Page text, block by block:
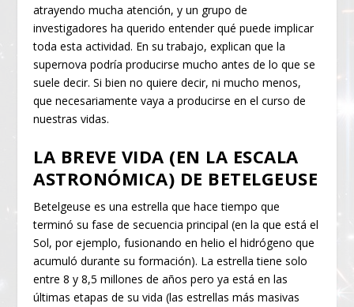
atrayendo mucha atención, y un grupo de
investigadores ha querido entender qué puede implicar
toda esta actividad. En su trabajo, explican que la
supernova podría producirse mucho antes de lo que se
suele decir. Si bien no quiere decir, ni mucho menos,
que necesariamente vaya a producirse en el curso de
nuestras vidas.
LA BREVE VIDA (EN LA ESCALA
ASTRONÓMICA) DE BETELGEUSE
Betelgeuse es una estrella que hace tiempo que
terminó su fase de secuencia principal (en la que está el
Sol, por ejemplo, fusionando en helio el hidrógeno que
acumuló durante su formación). La estrella tiene solo
entre 8 y 8,5 millones de años pero ya está en las
últimas etapas de su vida (las estrellas más masivas